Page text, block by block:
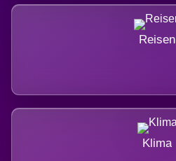
Reisen
Klima